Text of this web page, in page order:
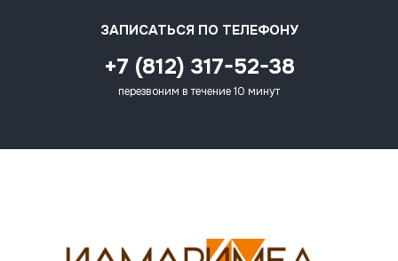
ЗАПИСАТЬСЯ ПО ТЕЛЕФОНУ
+7 (812) 317-52-38
перезвоним в течение 10 минут